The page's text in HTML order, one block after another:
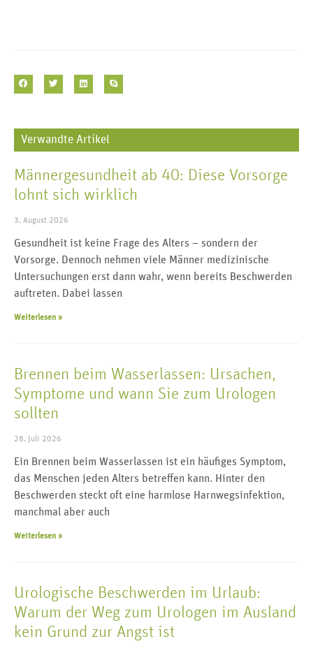
Verwandte Artikel
Männergesundheit ab 40: Diese Vorsorge
lohnt sich wirklich
3. August 2026
Gesundheit ist keine Frage des Alters – sondern der
Vorsorge. Dennoch nehmen viele Männer medizinische
Untersuchungen erst dann wahr, wenn bereits Beschwerden
auftreten. Dabei lassen
Weiterlesen »
Brennen beim Wasserlassen: Ursachen,
Symptome und wann Sie zum Urologen
sollten
28. Juli 2026
Ein Brennen beim Wasserlassen ist ein häufiges Symptom,
das Menschen jeden Alters betreffen kann. Hinter den
Beschwerden steckt oft eine harmlose Harnwegsinfektion,
manchmal aber auch
Weiterlesen »
Urologische Beschwerden im Urlaub:
Warum der Weg zum Urologen im Ausland
kein Grund zur Angst ist